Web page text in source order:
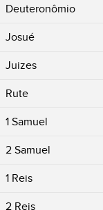
Deuteronômio
Josué
Juizes
Rute
1 Samuel
2 Samuel
1 Reis
2 Reis